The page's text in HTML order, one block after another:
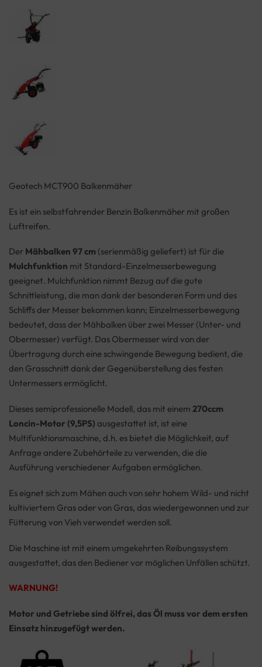
Geotech MCT900 Balkenmäher
Es ist ein selbstfahrender Benzin Balkenmäher mit großen
Luftreifen.
Der Mähbalken 97 cm (serienmäßig geliefert) ist für die
Mulchfunktion mit Standard-Einzelmesserbewegung
geeignet. Mulchfunktion nimmt Bezug auf die gute
Schnittleistung, die man dank der besonderen Form und des
Schliffs der Messer bekommen kann; Einzelmesserbewegung
bedeutet, dass der Mähbalken über zwei Messer (Unter- und
Obermesser) verfügt. Das Obermesser wird von der
Übertragung durch eine schwingende Bewegung bedient, die
den Grasschnitt dank der Gegenüberstellung des festen
Untermessers ermöglicht.
Dieses semiprofessionelle Modell, das mit einem 270ccm
Loncin-Motor (9,5PS) ausgestattet ist, ist eine
Multifunktionsmaschine, d.h. es bietet die Möglichkeit, auf
Anfrage andere Zubehörteile zu verwenden, die die
Ausführung verschiedener Aufgaben ermöglichen.
Es eignet sich zum Mähen auch von sehr hohem Wild- und nicht
kultiviertem Gras oder von Gras, das wiedergewonnen und zur
Fütterung von Vieh verwendet werden soll.
Die Maschine ist mit einem umgekehrten Reibungssystem
ausgestattet, das den Bediener vor möglichen Unfällen schützt.
WARNUNG!
Motor und Getriebe sind ölfrei, das Öl muss vor dem ersten
Einsatz hinzugefügt werden.